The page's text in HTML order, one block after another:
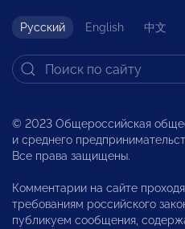
Русский English 中文
© 2023 Общероссийская
и среднего
Все права защищены.
Комментарии на сайте
требованиям российского
публикуем сообщения,